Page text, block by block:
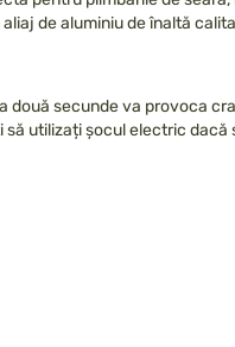
de aluminiu de înaltă
două secunde va provoca
să utilizați șocul electric dacă